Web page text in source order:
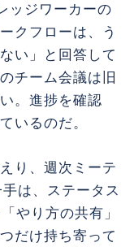
ッジワーカーの
クフローは、う
い」と回答して
チーム会議は旧
。進捗を確認
いるのだ。
り、週次ミーテ
は、ステータス
やり方の共有」
だけ持ち寄って